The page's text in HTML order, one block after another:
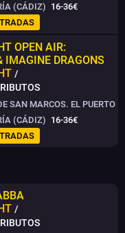
(CÁDIZ) 16-36€
OPEN AIR:
IMAGINE DRAGONS
/
SAN MARCOS. EL PUERTO
(CÁDIZ) 16-36€
/